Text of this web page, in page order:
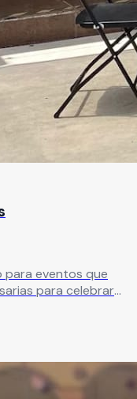
para eventos que
para celebrar
permitiendo
el estilo y
Leer más